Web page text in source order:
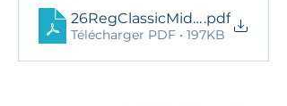
26RegClassicMidAmLaMarterie
.pdf
Télécharger PDF • 197KB